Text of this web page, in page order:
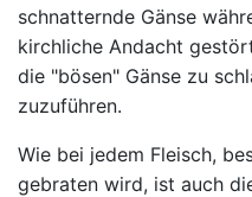
schnatternde Gänse
kirchliche Andacht
die "bösen" Gänse zu
zuzuführen.
Wie bei jedem Fleisch,
gebraten wird, ist auch